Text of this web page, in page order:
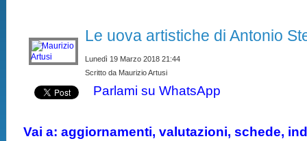
Le uova artistiche di Antonio
Lunedì 19 Marzo 2018 21:44
Scritto da Maurizio Artusi
Parlami su WhatsApp
Vai a: aggiornamenti, valutazioni, schede,